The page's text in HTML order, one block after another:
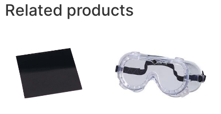
Related products